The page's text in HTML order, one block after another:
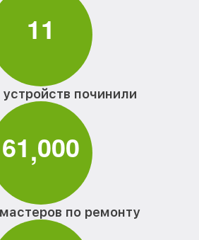
11
починили
61,000
по ремонту